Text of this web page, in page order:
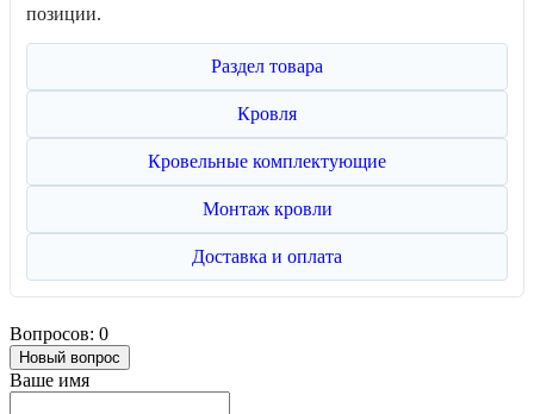
позиции.
Раздел товара
Кровля
Кровельные комплектующие
Монтаж кровли
Доставка и оплата
Вопросов: 0
Новый вопрос
Ваше имя